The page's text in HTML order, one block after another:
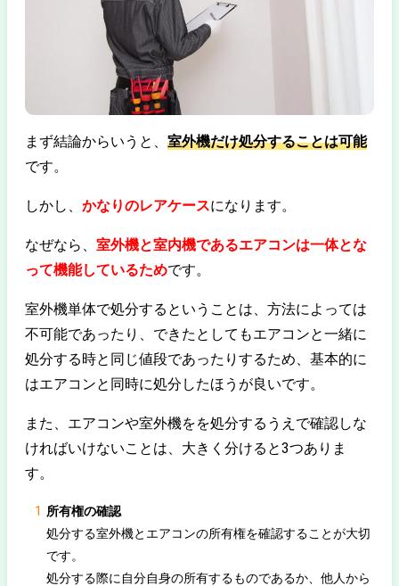
まず結論からいうと、 室外機だけ処分することは可能
です。
しかし、 かなりのレアケースになります。
なぜなら、 室外機と室内機であるエアコンは一体とな
って機能しているためです。
室外機単体で処分するということは、方法によっては
不可能であったり、できたとしてもエアコンと一緒に
処分する時と同じ値段であったりするため、基本的に
はエアコンと同時に処分したほうが良いです。
また、エアコンや室外機をを処分するうえで確認しな
ければいけないことは、大きく分けると3つありま
す。
所有権の確認
処分する室外機とエアコンの所有権を確認することが大切
です。
処分する際に自分自身の所有するものであるか、他人から